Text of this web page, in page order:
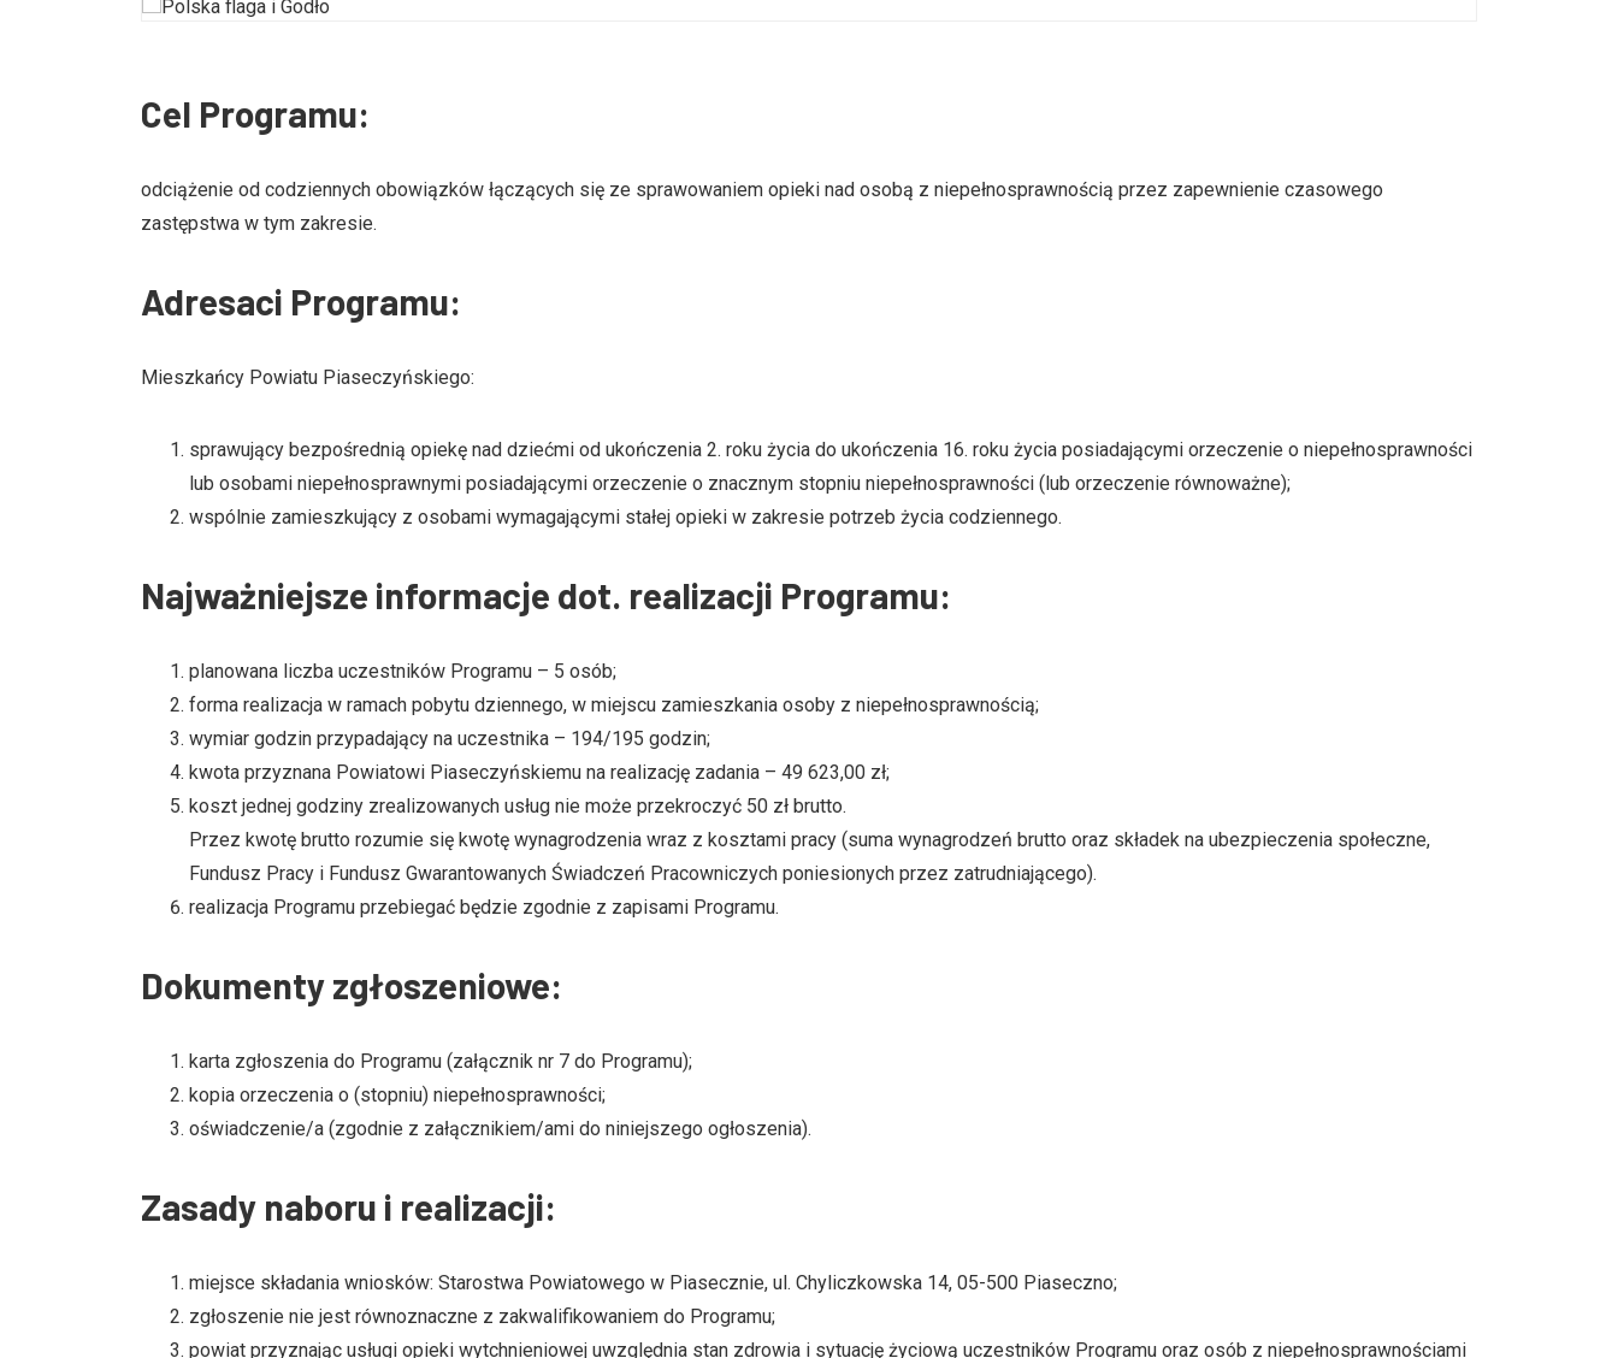
Cel Programu:
odciążenie od codziennych obowiązków łączących się ze sprawowaniem opieki nad osobą z niepełnosprawnością przez zapewnienie czasowego
zastępstwa w tym zakresie.
Adresaci Programu:
Mieszkańcy Powiatu Piaseczyńskiego:
sprawujący bezpośrednią opiekę nad dziećmi od ukończenia 2. roku życia do ukończenia 16. roku życia posiadającymi orzeczenie o niepełnosprawności
lub osobami niepełnosprawnymi posiadającymi orzeczenie o znacznym stopniu niepełnosprawności (lub orzeczenie równoważne);
wspólnie zamieszkujący z osobami wymagającymi stałej opieki w zakresie potrzeb życia codziennego.
Najważniejsze informacje dot. realizacji Programu:
planowana liczba uczestników Programu – 5 osób;
forma realizacja w ramach pobytu dziennego, w miejscu zamieszkania osoby z niepełnosprawnością;
wymiar godzin przypadający na uczestnika – 194/195 godzin;
kwota przyznana Powiatowi Piaseczyńskiemu na realizację zadania – 49 623,00 zł;
koszt jednej godziny zrealizowanych usług nie może przekroczyć 50 zł brutto.
Przez kwotę brutto rozumie się kwotę wynagrodzenia wraz z kosztami pracy (suma wynagrodzeń brutto oraz składek na ubezpieczenia społeczne,
Fundusz Pracy i Fundusz Gwarantowanych Świadczeń Pracowniczych poniesionych przez zatrudniającego).
realizacja Programu przebiegać będzie zgodnie z zapisami Programu.
Dokumenty zgłoszeniowe:
karta zgłoszenia do Programu (załącznik nr 7 do Programu);
kopia orzeczenia o (stopniu) niepełnosprawności;
oświadczenie/a (zgodnie z załącznikiem/ami do niniejszego ogłoszenia).
Zasady naboru i realizacji:
miejsce składania wniosków: Starostwa Powiatowego w Piasecznie, ul. Chyliczkowska 14, 05-500 Piaseczno;
zgłoszenie nie jest równoznaczne z zakwalifikowaniem do Programu;
powiat przyznając usługi opieki wytchnieniowej uwzględnia stan zdrowia i sytuację życiową uczestników Programu oraz osób z niepełnosprawnościami